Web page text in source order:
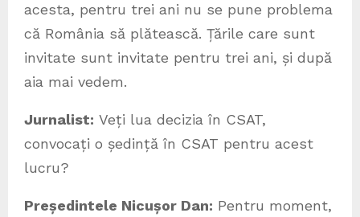
acesta, pentru trei ani nu se pune problema
că România să plătească. Țările care sunt
invitate sunt invitate pentru trei ani, și după
aia mai vedem.
Jurnalist: Veți lua decizia în CSAT,
convocați o ședință în CSAT pentru acest
lucru?
Președintele Nicușor Dan: Pentru moment,